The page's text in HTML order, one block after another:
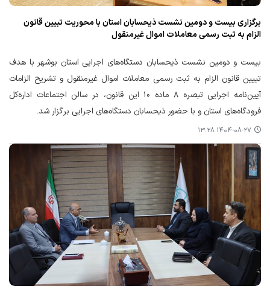
برگزاری بیست و دومین نشست ذیحسابان استان با محوریت تبیین قانون
الزام به ثبت رسمی معاملات اموال غیرمنقول
بیست و دومین نشست ذیحسابان دستگاه‌های اجرایی استان بوشهر با هدف
تبیین قانون الزام به ثبت رسمی معاملات اموال غیرمنقول و تشریح الزامات
آیین‌نامه اجرایی تبصره ۸ ماده ۱۰ این قانون، در سالن اجتماعات اداره‌کل
فرودگاه‌های استان و با حضور ذیحسابان دستگاه‌های اجرایی برگزار شد.
۱۴۰۴-۰۸-۲۷ ۱۳:۲۸